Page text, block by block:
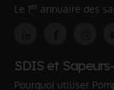
Le 1er annuaire des
SDIS et
Pourquoi utiliser